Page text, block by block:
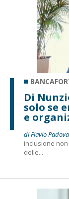
Di
solo se
e
di Flavio
inclusione
delle...